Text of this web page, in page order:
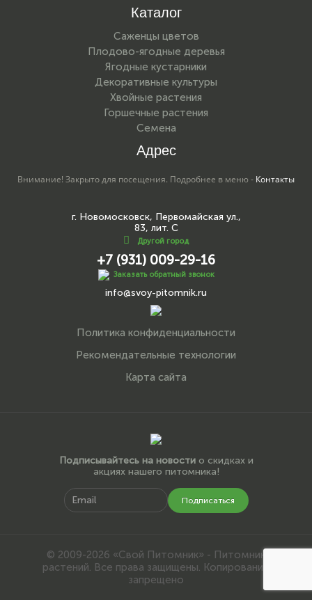
Каталог
Саженцы цветов
Плодово-ягодные деревья
Ягодные кустарники
Декоративные культуры
Хвойные растения
Горшечные растения
Семена
Адрес
Внимание! Закрыто для посещения. Подробнее в меню - Контакты
г. Новомосковск, Первомайская ул.,
83, лит. С
Другой город
+7 (931) 009-29-16
Заказать обратный звонок
info@svoy-pitomnik.ru
Политика конфиденциальности
Рекомендательные технологии
Карта сайта
Подписывайтесь на новостио скидках и
акциях нашего питомника!
Подписаться
© 2009-2026 «Свой Питомник» - Питомник
растений. Все права защищены. Копирование
запрещено